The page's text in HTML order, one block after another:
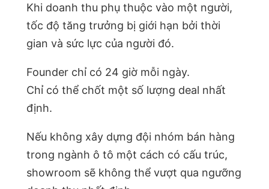
Khi doanh thu phụ thuộc vào một người,
tốc độ tăng trưởng bị giới hạn bởi thời
gian và sức lực của người đó.
Founder chỉ có 24 giờ mỗi ngày.
Chỉ có thể chốt một số lượng deal nhất
định.
Nếu không xây dựng đội nhóm bán hàng
trong ngành ô tô một cách có cấu trúc,
showroom sẽ không thể vượt qua ngưỡng